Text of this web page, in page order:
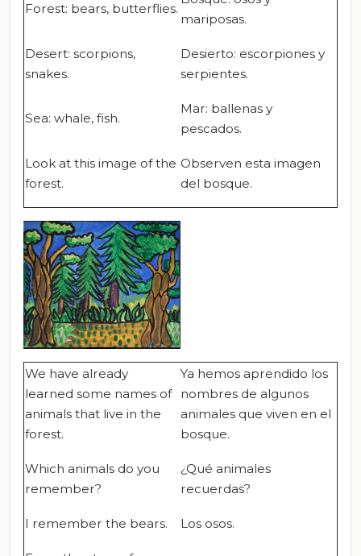
Forest: bears, butterflies.
mariposas.
Desert: scorpions,
snakes.
Desierto: escorpiones y
serpientes.
Sea: whale, fish.
Mar: ballenas y
pescados.
Look at this image of the
forest.
Observen esta imagen
del bosque.
We have already
learned some names of
animals that live in the
forest.
Ya hemos aprendido los
nombres de algunos
animales que viven en el
bosque.
Which animals do you
remember?
¿Qué animales
recuerdas?
I remember the bears. Los osos.